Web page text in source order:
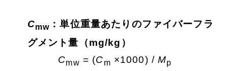
Cmw ：単位重量あたりのファイバーフラ
グメント量（mg/kg）
Cmw = (Cm ×1000) /Mp